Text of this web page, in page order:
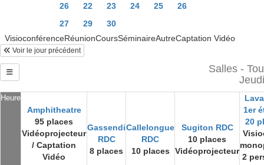
26
22 23 24 25
26
27
29
30
VisioconférenceRéunionCoursSéminaireAutreCaptation Vidéo
Voir le jour précédent
Salles -
Heure
Amphitheatre
95 places
Vidéoprojecteur
/ Captation
Vidéo
Gassendi
RDC
8 places
Callelongue
RDC
10 places
Sugiton RDC
10 places
Vidéoprojecteur
1er
20
2